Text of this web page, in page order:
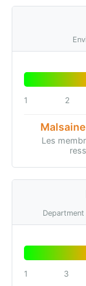
1 2
Les
1 3